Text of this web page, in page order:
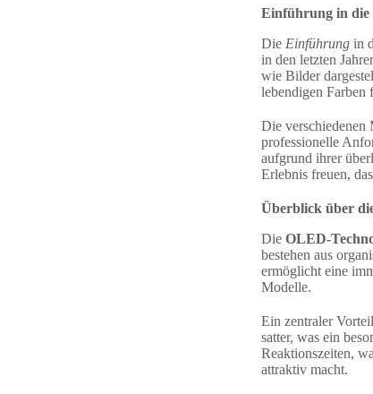
Einführung in
Die Einführung in
in den letzten
wie Bilder
lebendigen Farben
Die
professionelle
aufgrund ihrer
Erlebnis freuen,
Überblick über
Die OLED-
bestehen aus
ermöglicht eine
Modelle.
Ein zentraler
satter, was ein
Reaktionszeiten,
attraktiv macht.